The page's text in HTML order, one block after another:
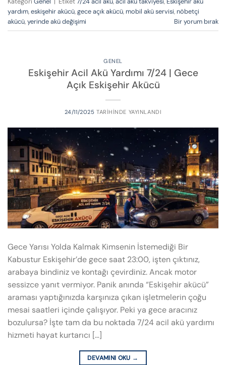
yardım,eskişehir akücü,gece açık akücü, mobil akü servisi, nöbetçi
akücü,yerinde akü değişimi Bir yorum bırak
GENEL
Eskişehir Acil Akü Yardımı 7/24 | Gece
Açık Eskişehir Akücü
24/11/2025 TARIHINDE YAYINLANDI
Gece Yarısı Yolda Kalmak Kimsenin İstemediği Bir
Kabustur Eskişehir’de gece saat 23:00, işten çıktınız,
arabaya bindiniz ve kontağı çevirdiniz. Ancak motor
sessizce yanıt vermiyor. Panik anında “Eskişehir akücü”
araması yaptığınızda karşınıza çıkan işletmelerin çoğu
mesai saatleri içinde çalışıyor. Peki ya gece aracınız
bozulursa? İşte tam da bu noktada 7/24 acil akü yardımı
hizmeti hayat kurtarıcı […]
DEVAMINI OKU →